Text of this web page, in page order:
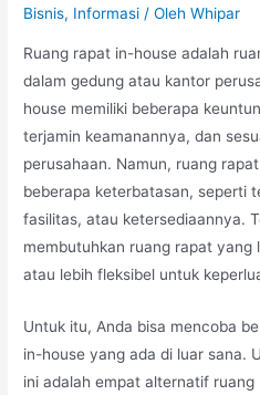
Bisnis, Informasi / OlehWhipar
Ruang rapat in-house adalah
dalam gedung atau kantor
house memiliki beberapa
terjamin keamanannya, dan
perusahaan. Namun, ruang
beberapa keterbatasan, seperti
fasilitas, atau ketersediaannya.
membutuhkan ruang rapat yang
atau lebih fleksibel untuk
Untuk itu, Anda bisa mencoba
in-house yang ada di luar sana.
ini adalah empat alternatif